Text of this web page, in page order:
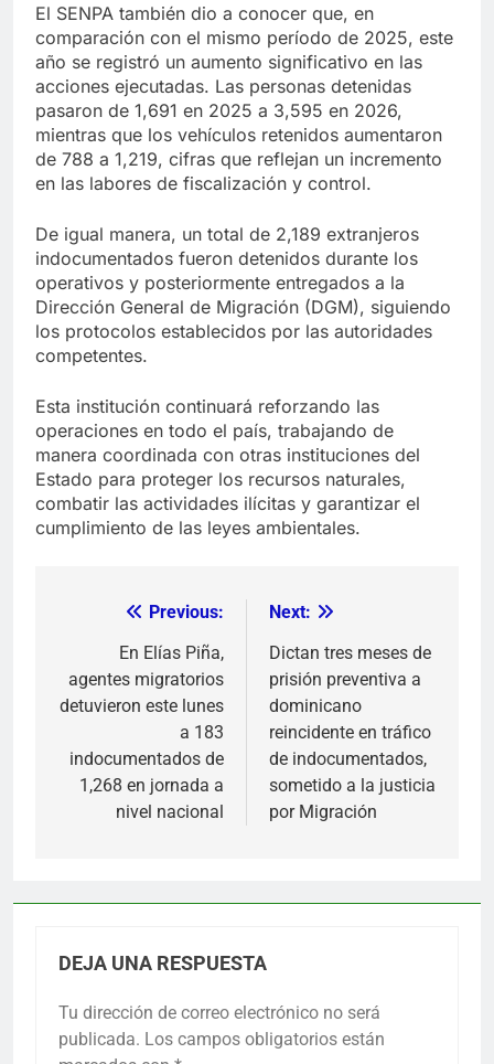
El SENPA también dio a conocer que, en
comparación con el mismo período de 2025, este
año se registró un aumento significativo en las
acciones ejecutadas. Las personas detenidas
pasaron de 1,691 en 2025 a 3,595 en 2026,
mientras que los vehículos retenidos aumentaron
de 788 a 1,219, cifras que reflejan un incremento
en las labores de fiscalización y control.
De igual manera, un total de 2,189 extranjeros
indocumentados fueron detenidos durante los
operativos y posteriormente entregados a la
Dirección General de Migración (DGM), siguiendo
los protocolos establecidos por las autoridades
competentes.
Esta institución continuará reforzando las
operaciones en todo el país, trabajando de
manera coordinada con otras instituciones del
Estado para proteger los recursos naturales,
combatir las actividades ilícitas y garantizar el
cumplimiento de las leyes ambientales.
Navegación
entradas
Previous:
En Elías Piña,
agentes migratorios
detuvieron este lunes
a 183
indocumentados de
1,268 en jornada a
nivel nacional
Next:
Dictan tres meses de
prisión preventiva a
dominicano
reincidente en tráfico
de indocumentados,
sometido a la justicia
por Migración
DEJA UNA RESPUESTA
Tu dirección de correo electrónico no será
publicada. Los campos obligatorios están